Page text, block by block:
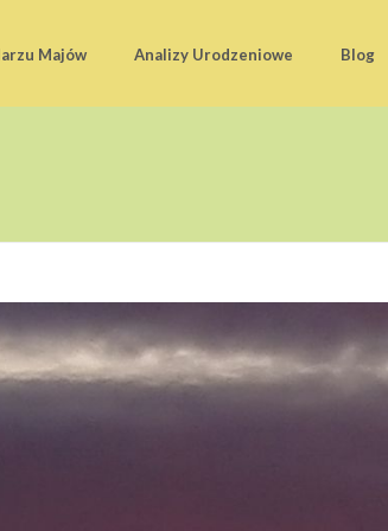
Majów Analizy Urodzeniowe Blog